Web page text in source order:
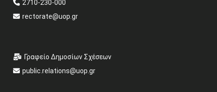
2710-230-000
rectorate@uop.gr
Γραφείο Δημοσίων Σχέσεων
public.relations@uop.gr